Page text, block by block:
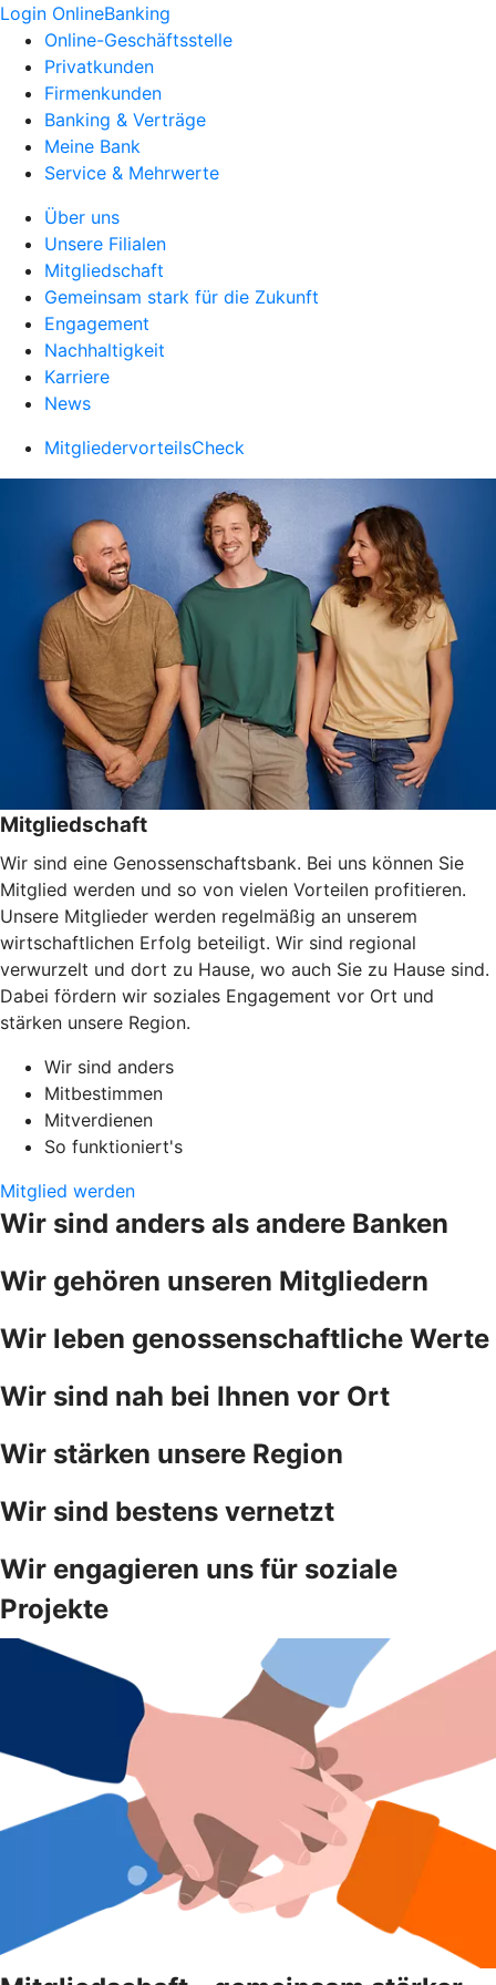
Login OnlineBanking
Online-Geschäftsstelle
Privatkunden
Firmenkunden
Banking & Verträge
Meine Bank
Service & Mehrwerte
Über uns
Unsere Filialen
Mitgliedschaft
Gemeinsam stark für die Zukunft
Engagement
Nachhaltigkeit
Karriere
News
MitgliedervorteilsCheck
Mitgliedschaft
Wir sind eine Genossenschaftsbank. Bei uns können Sie
Mitglied werden und so von vielen Vorteilen profitieren.
Unsere Mitglieder werden regelmäßig an unserem
wirtschaftlichen Erfolg beteiligt. Wir sind regional
verwurzelt und dort zu Hause, wo auch Sie zu Hause sind.
Dabei fördern wir soziales Engagement vor Ort und
stärken unsere Region.
Wir sind anders
Mitbestimmen
Mitverdienen
So funktioniert's
Mitglied werden
Wir sind anders als andere Banken
Wir gehören unseren Mitgliedern
Wir leben genossenschaftliche Werte
Wir sind nah bei Ihnen vor Ort
Wir stärken unsere Region
Wir sind bestens vernetzt
Wir engagieren uns für soziale
Projekte